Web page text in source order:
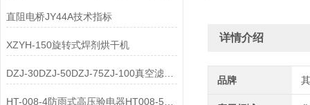
详情介绍
品牌
直阻电桥JY44A技术指标
XZYH-150旋转式焊剂烘干机
DZJ-30DZJ-50DZJ-75ZJ-100真空滤油机